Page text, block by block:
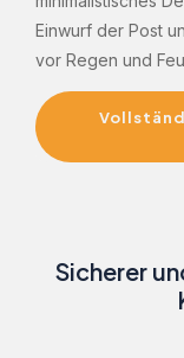
Einwurf der Post
vor Regen und
Sicherer